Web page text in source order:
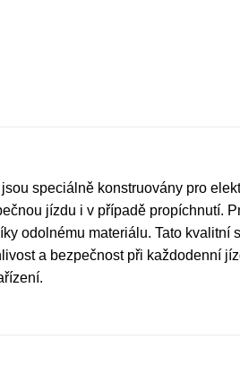
speciálně konstruovány pro
jízdu i v případě propíchnutí.
odolnému materiálu. Tato kvalitní
a bezpečnost při každodenní